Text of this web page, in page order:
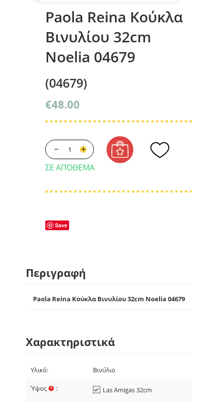
Paola Reina Κούκλα
Βινυλίου 32cm
Noelia 04679
(04679)
€48.00
+
−
ΣΕ ΑΠΌΘΕΜΑ
Save
Περιγραφή
Paola Reina Κούκλα Βινυλίου 32cm Noelia 04679
Χαρακτηριστικά
Υλικό: Βινύλιο
Ύψος : Las Amigas 32cm